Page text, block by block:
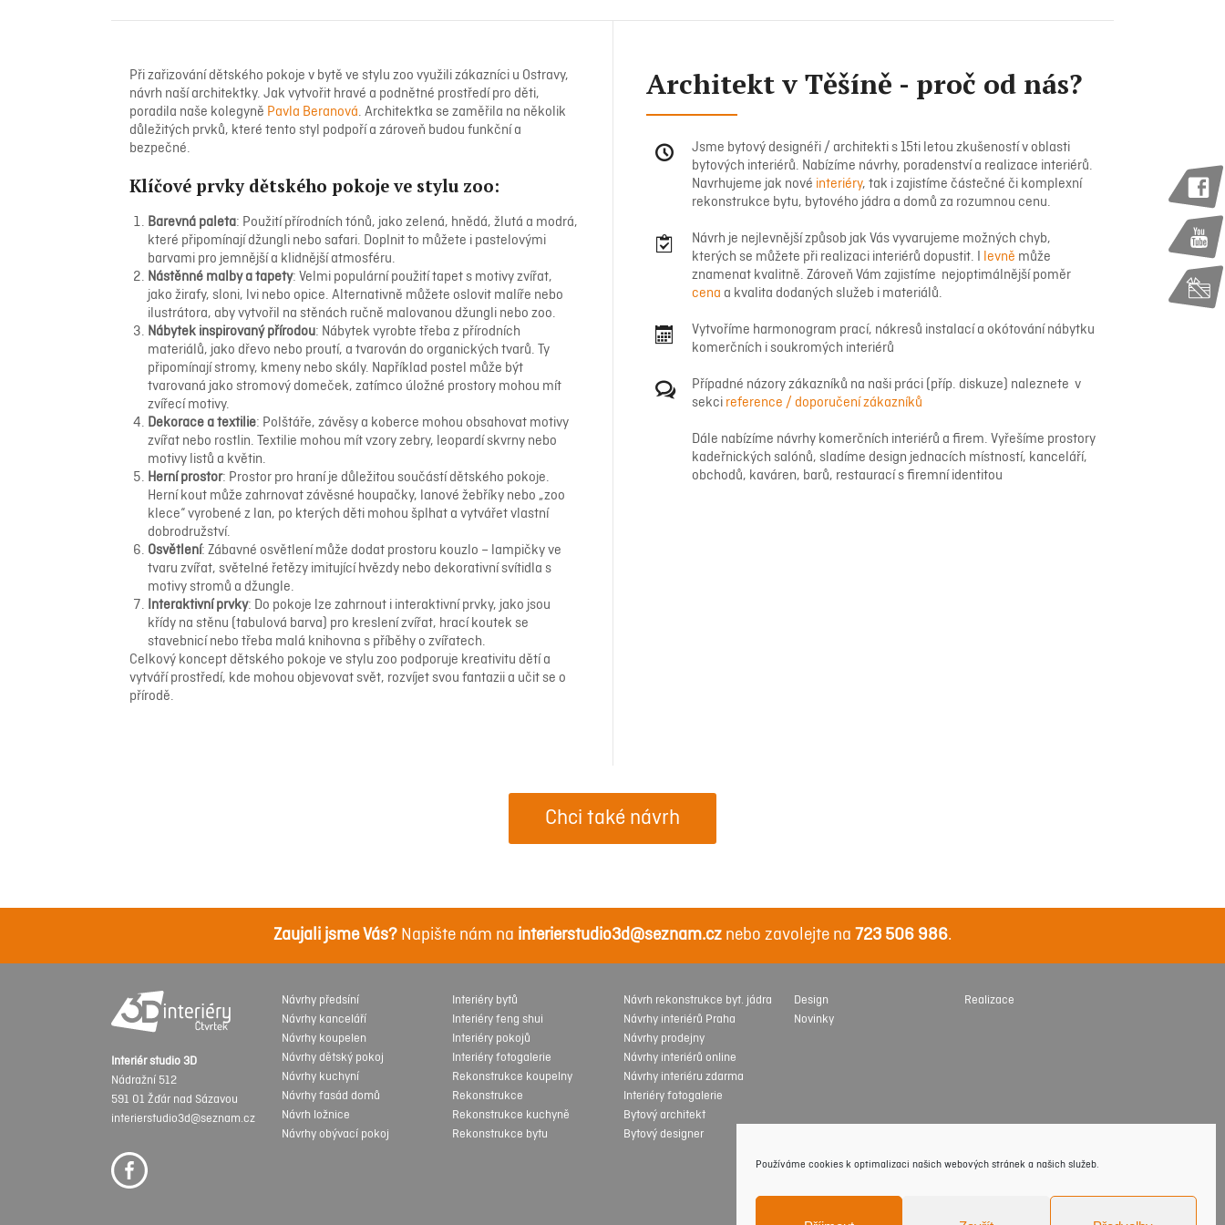
Používáme cookies k optimalizaci našich webových stránek a našich služeb.
Při zařizování dětského pokoje v bytě ve stylu zoo využili zákazníci u Ostravy,
návrh naší architektky. Jak vytvořit hravé a podnětné prostředí pro děti,
poradila naše kolegyně Pavla Beranová. Architektka se zaměřila na několik
důležitých prvků, které tento styl podpoří a zároveň budou funkční a
bezpečné.
Klíčové prvky dětského pokoje ve stylu zoo:
Barevná paleta: Použití přírodních tónů, jako zelená, hnědá, žlutá a modrá,
které připomínají džungli nebo safari. Doplnit to můžete i pastelovými
barvami pro jemnější a klidnější atmosféru.
Nástěnné malby a tapety: Velmi populární použití tapet s motivy zvířat,
jako žirafy, sloni, lvi nebo opice. Alternativně můžete oslovit malíře nebo
ilustrátora, aby vytvořil na stěnách ručně malovanou džungli nebo zoo.
Nábytek inspirovaný přírodou: Nábytek vyrobte třeba z přírodních
materiálů, jako dřevo nebo proutí, a tvarován do organických tvarů. Ty
připomínají stromy, kmeny nebo skály. Například postel může být
tvarovaná jako stromový domeček, zatímco úložné prostory mohou mít
zvířecí motivy.
Dekorace a textilie: Polštáře, závěsy a koberce mohou obsahovat motivy
zvířat nebo rostlin. Textilie mohou mít vzory zebry, leopardí skvrny nebo
motivy listů a květin.
Herní prostor: Prostor pro hraní je důležitou součástí dětského pokoje.
Herní kout může zahrnovat závěsné houpačky, lanové žebříky nebo „zoo
klece“ vyrobené z lan, po kterých děti mohou šplhat a vytvářet vlastní
dobrodružství.
Osvětlení: Zábavné osvětlení může dodat prostoru kouzlo – lampičky ve
tvaru zvířat, světelné řetězy imitující hvězdy nebo dekorativní svítidla s
motivy stromů a džungle.
Interaktivní prvky: Do pokoje lze zahrnout i interaktivní prvky, jako jsou
křídy na stěnu (tabulová barva) pro kreslení zvířat, hrací koutek se
stavebnicí nebo třeba malá knihovna s příběhy o zvířatech.
Celkový koncept dětského pokoje ve stylu zoo podporuje kreativitu dětí a
vytváří prostředí, kde mohou objevovat svět, rozvíjet svou fantazii a učit se o
přírodě.
Architekt v Těšíně - proč od nás?
Jsme bytový designéři / architekti s 15ti letou zkušeností v oblasti
bytových interiérů. Nabízíme návrhy, poradenství a realizace interiérů.
Navrhujeme jak nové interiéry, tak i zajistíme částečné či komplexní
rekonstrukce bytu, bytového jádra a domů za rozumnou cenu.
Návrh je nejlevnější způsob jak Vás vyvarujeme možných chyb,
kterých se můžete při realizaci interiérů dopustit. I levně může
znamenat kvalitně. Zároveň Vám zajistíme nejoptimálnější poměr
cena a kvalita dodaných služeb i materiálů.
Vytvoříme harmonogram prací, nákresů instalací a okótování nábytku
komerčních i soukromých interiérů
Případné názory zákazníků na naši práci (příp. diskuze) naleznete v
sekci reference / doporučení zákazníků
Dále nabízíme návrhy komerčních interiérů a firem. Vyřešíme prostory
kadeřnických salónů, sladíme design jednacích místností, kanceláří,
obchodů, kaváren, barů, restaurací s firemní identitou
Chci také návrh
Zaujali jsme Vás? Napište nám na interierstudio3d@seznam.cz nebo zavolejte na 723 506 986.
Interiér studio 3D
Nádražní 512
591 01 Žďár nad Sázavou
interierstudio3d@seznam.cz
Návrhy předsíní
Návrhy kanceláří
Návrhy koupelen
Návrhy dětský pokoj
Návrhy kuchyní
Návrhy fasád domů
Návrh ložnice
Návrhy obývací pokoj
Interiéry bytů
Interiéry feng shui
Interiéry pokojů
Interiéry fotogalerie
Rekonstrukce koupelny
Rekonstrukce
Rekonstrukce kuchyně
Rekonstrukce bytu
Návrh rekonstrukce byt. jádra
Návrhy interiérů Praha
Návrhy prodejny
Návrhy interiérů online
Návrhy interiéru zdarma
Interiéry fotogalerie
Bytový architekt
Bytový designer
Design
Novinky
Realizace